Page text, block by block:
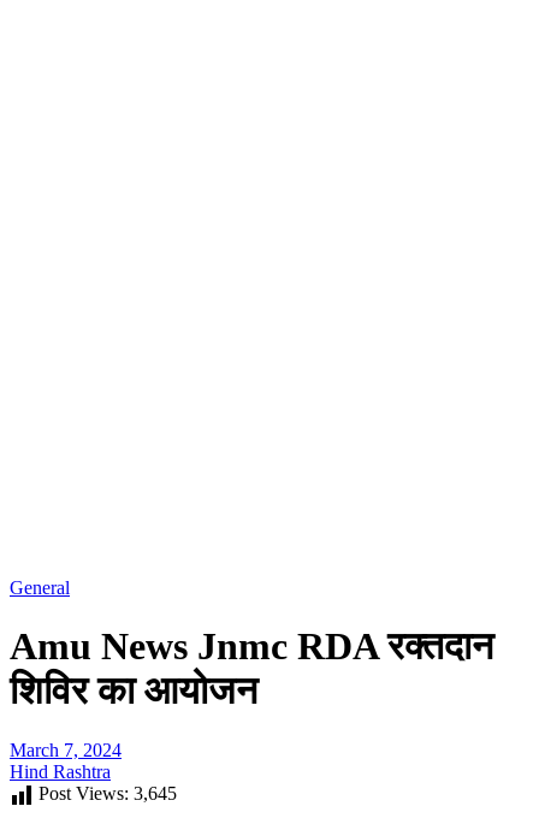
General
Amu News Jnmc RDA रक्तदान
शिविर का आयोजन
March 7, 2024
Hind Rashtra
Post Views: 3,645